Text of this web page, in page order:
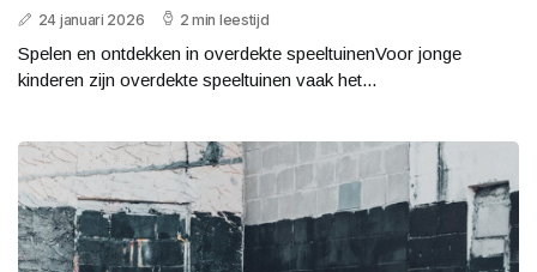
24 januari 2026 2 min leestijd
Spelen en ontdekken in overdekte speeltuinenVoor jonge
kinderen zijn overdekte speeltuinen vaak het...